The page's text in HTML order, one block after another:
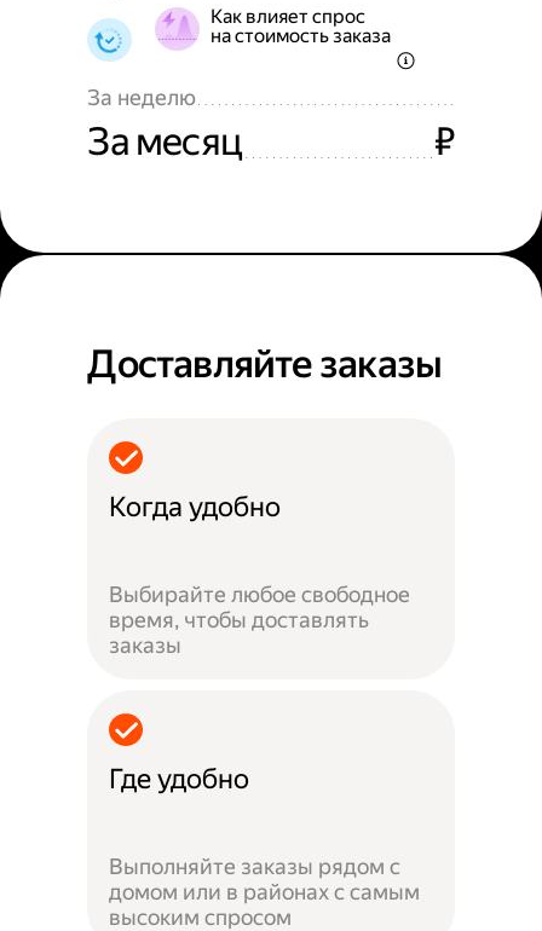
Как влияет спрос
на стоимость заказа
За неделю
За месяц ₽
Доставляйте заказы
Когда удобно
Выбирайте любое свободное
время, чтобы доставлять
заказы
Где удобно
Выполняйте заказы рядом с
домом или в районах с самым
высоким спросом